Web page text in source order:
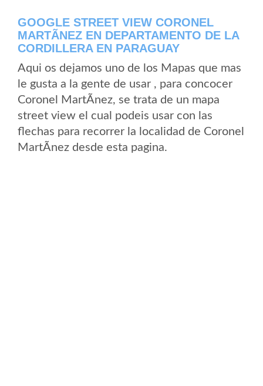
GOOGLE STREET VIEW CORONEL
MARTÃ­NEZ EN DEPARTAMENTO DE LA
CORDILLERA EN PARAGUAY
Aqui os dejamos uno de los Mapas que mas
le gusta a la gente de usar , para concocer
Coronel MartÃ­nez, se trata de un mapa
street view el cual podeis usar con las
flechas para recorrer la localidad de Coronel
MartÃ­nez desde esta pagina.